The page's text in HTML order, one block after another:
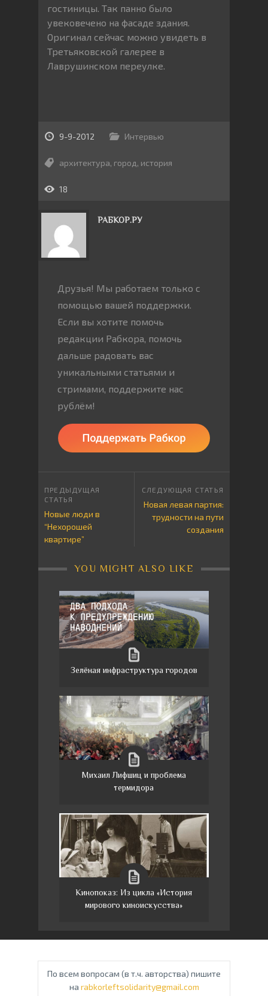
гостиницы. Так панно было
увековечено на фасаде здания.
Оригинал сейчас можно увидеть в
Третьяковской галерее в
Лаврушинском переулке.
9-9-2012 Интервью
архитектура, город, история
18
РАБКОР.РУ
Друзья! Мы работаем только с
помощью вашей поддержки.
Если вы хотите помочь
редакции Рабкора, помочь
дальше радовать вас
уникальными статьями и
стримами, поддержите нас
рублём!
Новые люди в
“Нехорошей
квартире”
Новая левая партия:
трудности на пути
создания
YOU MIGHT ALSO LIKE
Зелёная инфраструктура городов
Михаил Лифшиц и проблема
термидора
Кинопоказ: Из цикла «История
мирового киноискусства»
По всем вопросам (в т.ч. авторства) пишите
на rabkorleftsolidarity@gmail.com